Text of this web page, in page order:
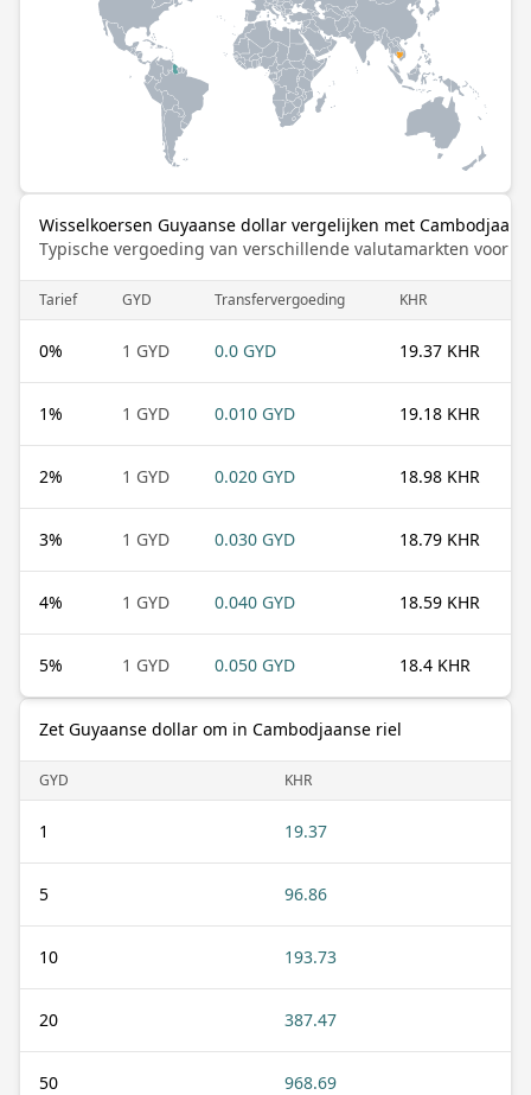
Wisselkoersen Guyaanse dollar vergelijken met
Typische vergoeding van verschillende valutamarkten voor
Tarief GYD Transfervergoeding KHR
0% 1 GYD 0.0 GYD 19.37 KHR
1% 1 GYD 0.010 GYD 19.18 KHR
2% 1 GYD 0.020 GYD 18.98 KHR
3% 1 GYD 0.030 GYD 18.79 KHR
4% 1 GYD 0.040 GYD 18.59 KHR
5% 1 GYD 0.050 GYD 18.4 KHR
Zet Guyaanse dollar om in Cambodjaanse riel
GYD KHR
1 19.37
5 96.86
10 193.73
20 387.47
50 968.69